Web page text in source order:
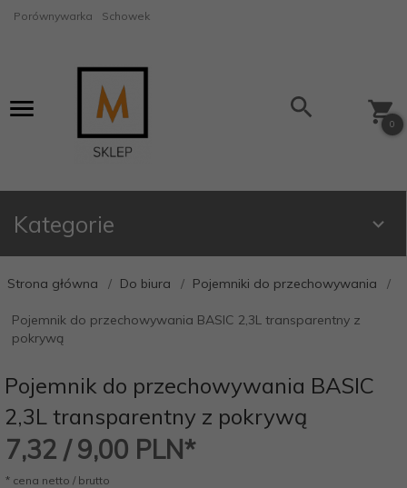
Porównywarka Schowek
0
Kategorie
Strona główna Do biura Pojemniki do przechowywania
Pojemnik do przechowywania BASIC 2,3L transparentny z
pokrywą
Pojemnik do przechowywania BASIC
2,3L transparentny z pokrywą
7,32 / 9,00 PLN*
* cena netto / brutto